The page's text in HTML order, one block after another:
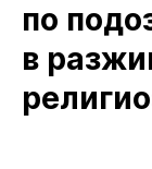
по
в